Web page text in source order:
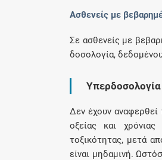
Ασθενείς με
Σε ασθενείς με
δοσολογία,
Δεν έχουν
οξείας και
τοξικότητας, μετά
είναι μηδαμινή.